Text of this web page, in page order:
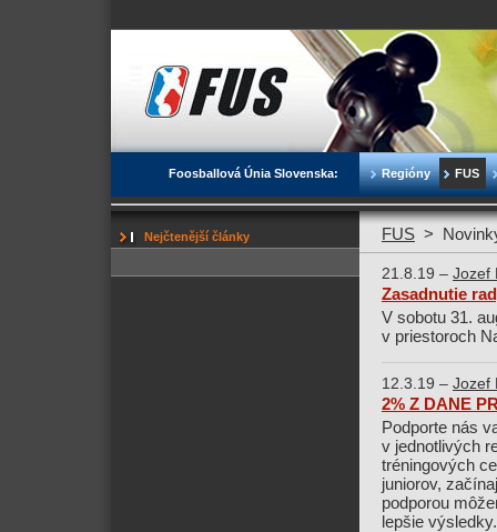
Foosballová Únia Slovenska: Regióny FUS
Nejčtenější články FUS >
21.8.19 – Jozef
Zasadnutie
V sobotu 31.
v priestoroch
12.3.19 – Jozef
2% Z DANE
Podporte nás
v jednotlivých
tréningových
juniorov,
podporou
lepšie výsledky.